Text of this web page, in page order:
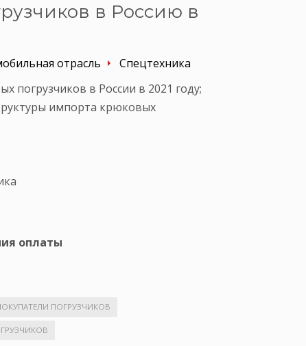
в Россию в
отрасль
Спецтехника
погрузчиков в России в 2021 году;
импорта крюковых
оплаты
ПОГРУЗЧИКОВ